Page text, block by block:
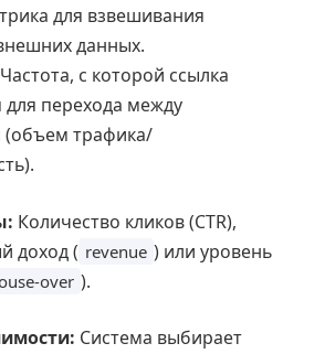
для взвешивания
данных.
Частота, с которой ссылка
для перехода между
(объем трафика/
Количество кликов (CTR),
доход ( revenue ) или уровень
over ).
Система выбирает